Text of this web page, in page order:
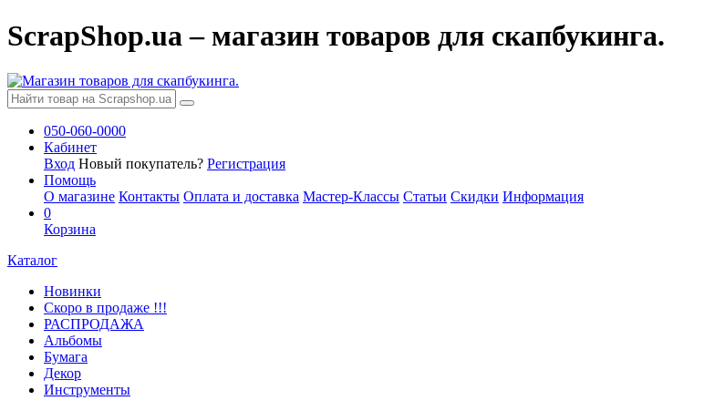
ScrapShop.ua – магазин товаров для скапбукинга.
050-060-0000
Кабинет
Вход Новый покупатель? Регистрация
Помощь
О магазине Контакты Оплата и доставка Мастер-Классы Статьи Скидки Информация
0
Корзина
Каталог
Новинки
Скоро в продаже !!!
РАСПРОДАЖА
Альбомы
Бумага
Декор
Инструменты